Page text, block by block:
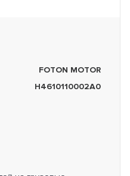
FOTON MOTOR
H4610110002A0